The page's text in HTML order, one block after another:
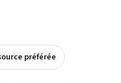
préférée